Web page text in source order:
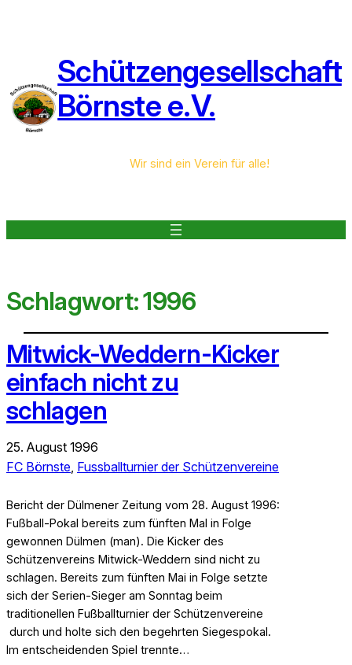
Schützengesellschaft
Börnste e.V.
Wir sind ein Verein für alle!
Schlagwort:1996
Mitwick-Weddern-Kicker
einfach nicht zu
schlagen
25. August 1996
FC Börnste Fussballturnier der Schützenvereine
Bericht der Dülmener Zeitung vom 28. August 1996:
Fußball-Pokal bereits zum fünften Mal in Folge
gewonnen Dülmen (man). Die Kicker des
Schützenvereins Mitwick-Weddern sind nicht zu
schlagen. Bereits zum fünften Mai in Folge setzte
sich der Serien-Sieger am Sonntag beim
traditionellen Fußballturnier der Schützenvereine
durch und holte sich den begehrten Siegespokal.
Im entscheidenden Spiel trennte…